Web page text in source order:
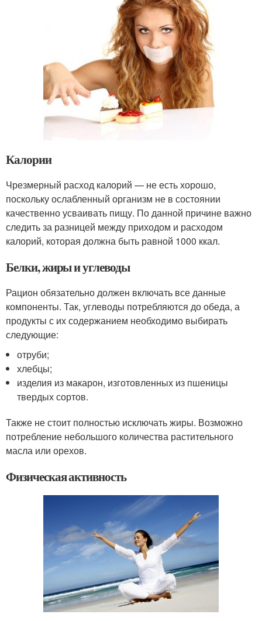
Калории
Чрезмерный расход калорий — не есть хорошо,
поскольку ослабленный организм не в состоянии
качественно усваивать пищу. По данной причине важно
следить за разницей между приходом и расходом
калорий, которая должна быть равной 1000 ккал.
Белки, жиры и углеводы
Рацион обязательно должен включать все данные
компоненты. Так, углеводы потребляются до обеда, а
продукты с их содержанием необходимо выбирать
следующие:
отруби;
хлебцы;
изделия из макарон, изготовленных из пшеницы
твердых сортов.
Также не стоит полностью исключать жиры. Возможно
потребление небольшого количества растительного
масла или орехов.
Физическая активность